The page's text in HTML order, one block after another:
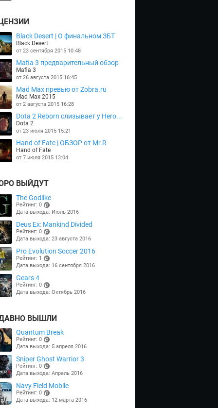
Black Desert | О финальном ЗБТ
Black Desert
от 23 сентября 2015 10:48
Mafia 3 предварительный обзор
Mafia 3
от 26 августа 2015 16:45
Mad Max превью от Zobra.ru
Mad Max 2015
от 2 августа 2015 16:28
Dota 2 Reborn слизывает у Hero...
Dota 2
от 23 июля 2015 15:21
Hand of Fate | ОБЗОР от Mr.R
Hand of Fate
от 7 июля 2015 13:04
ВЫЙДУТ
The Godlike
Рейтинг: 0
(points)
Дата выхода: Июль 2016
Deus Ex: Mankind Divided
Рейтинг: 0
(points)
Дата выхода: 23 августа 2016
Pro Evolution Soccer 2016
Рейтинг: 1
(points)
Дата выхода: 16 сентября 2016
Gears 4
Рейтинг: 0
(points)
Дата выхода: Октябрь 2016
ВЫШЛИ
Quantum Break
Рейтинг: 0
(points)
Дата выхода: 5 апреля 2016
Sniper Ghost Warrior 3
Рейтинг: 0
(points)
Дата выхода: Апрель 2016
Navy Field Mobile
Рейтинг: 0
(points)
Дата выхода: 12 марта 2016